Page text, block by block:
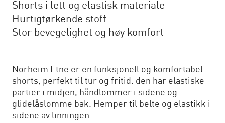
Shorts i lett og elastisk materiale
Hurtigtørkende stoff
Stor bevegelighet og høy komfort
Norheim Etne er en funksjonell og komfortabel
shorts, perfekt til tur og fritid. den har elastiske
partier i midjen, håndlommer i sidene og
glidelåslomme bak. Hemper til belte og elastikk i
sidene av linningen.